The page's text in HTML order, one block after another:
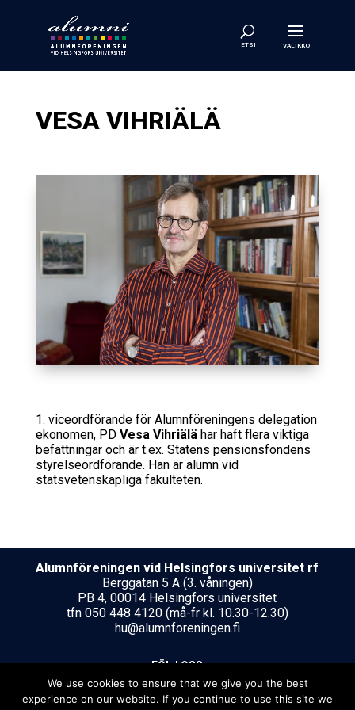
VESA VIHRIÄLÄ
1. viceordförande för Alumnföreningens delegation
ekonomen, PD Vesa Vihriälä har haft flera viktiga
befattningar och är t.ex. Statens pensionsfondens
styrelseordförande. Han är alumn vid
statsvetenskapliga fakulteten.
Alumnföreningen vid Helsing­fors uni­ver­si­tet rf
Berggatan 5 A (3. våningen)
PB 4, 00014 Helsingfors universitet
tfn 050 448 4120 (må-fr kl. 10.30-12.30)
hu@alumnforeningen.fi
FÖLJ OSS
We use cookies to ensure that we give you the best
experience on our website. If you continue to use this site we